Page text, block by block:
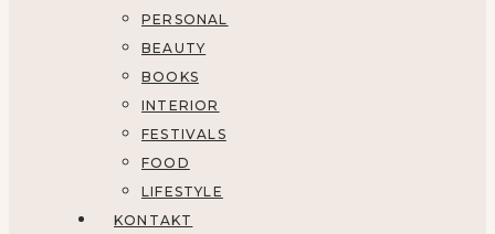
PERSONAL
BEAUTY
BOOKS
INTERIOR
FESTIVALS
FOOD
LIFESTYLE
KONTAKT